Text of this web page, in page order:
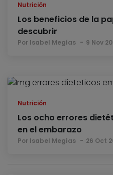
Nutrición
Los beneficios de la
descubrir
Por Isabel Megías 9 Nov
Nutrición
Los ocho errores
en el embarazo
Por Isabel Megías 26 Oct